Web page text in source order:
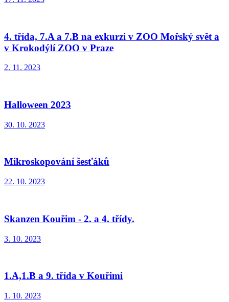
4. třída, 7.A a 7.B na exkurzi v ZOO Mořský svět a
v Krokodýlí ZOO v Praze
2. 11. 2023
Halloween 2023
30. 10. 2023
Mikroskopování šesťáků
22. 10. 2023
Skanzen Kouřim - 2. a 4. třídy.
3. 10. 2023
1.A,1.B a 9. třída v Kouřimi
1. 10. 2023